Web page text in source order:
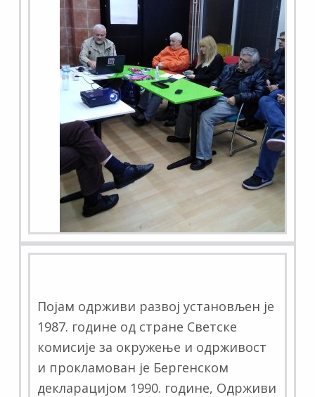
Појам одрживи развој установљен је
1987. године од стране Светске
комисије за окружење и одрживост
и прокламован је Бергенском
декларацијом 1990. године, Одрживи